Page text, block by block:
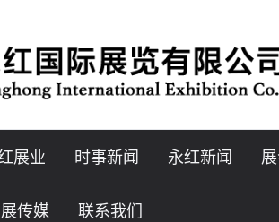
展业 时事新闻 永红新闻
传媒 联系我们